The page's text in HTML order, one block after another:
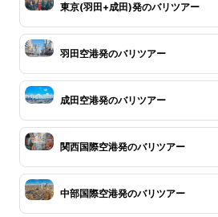
東京(羽田+成田)発のバリツアー
羽田空港発のバリツアー
成田空港発のバリツアー
関西国際空港発のバリツアー
中部国際空港発のバリツアー